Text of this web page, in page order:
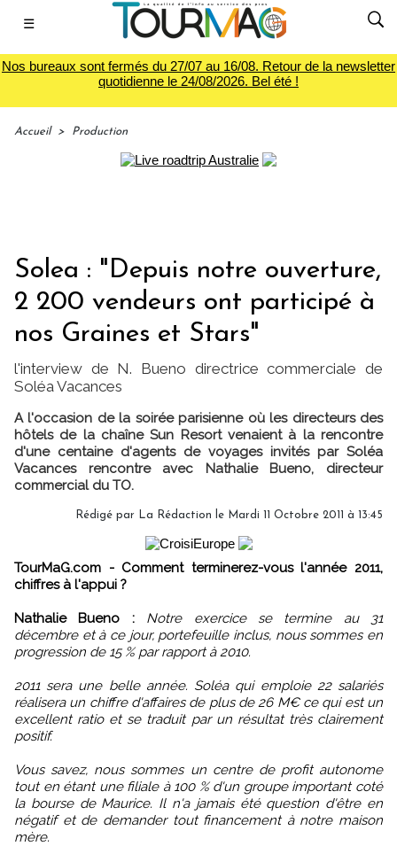
☰
Nos bureaux sont fermés du 27/07 au 16/08. Retour de la newsletter
quotidienne le 24/08/2026. Bel été !
Accueil > Production
Solea : "Depuis notre ouverture,
2 200 vendeurs ont participé à
nos Graines et Stars"
l'interview de N. Bueno directrice commerciale de
Soléa Vacances
A l'occasion de la soirée parisienne où les directeurs des
hôtels de la chaîne Sun Resort venaient à la rencontre
d'une centaine d'agents de voyages invités par Soléa
Vacances rencontre avec Nathalie Bueno, directeur
commercial du TO.
Rédigé par La Rédaction le Mardi 11 Octobre 2011 à 13:45
TourMaG.com - Comment terminerez-vous l'année 2011,
chiffres à l'appui ?
Nathalie Bueno :
Notre exercice se termine au 31
décembre et à ce jour, portefeuille inclus, nous sommes en
progression de 15 % par rapport à 2010.
2011 sera une belle année. Soléa qui emploie 22 salariés
réalisera un chiffre d'affaires de plus de 26 M€ ce qui est un
excellent ratio et se traduit par un résultat très clairement
positif.
Vous savez, nous sommes un centre de profit autonome
tout en étant une filiale à 100 % d'un groupe important coté
la bourse de Maurice. Il n'a jamais été question d'être en
négatif et de demander tout financement à notre maison
mère.